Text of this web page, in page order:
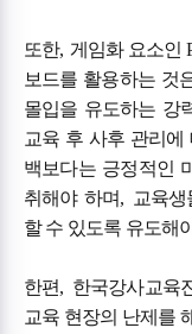
또한, 게임화 요소인
보드를 활용하는 것
몰입을 유도하는 강
교육 후 사후 관리
백보다는 긍정적인
취해야 하며, 교육생
할 수 있도록 유도해
한편, 한국강사교육
교육 현장의 난제를